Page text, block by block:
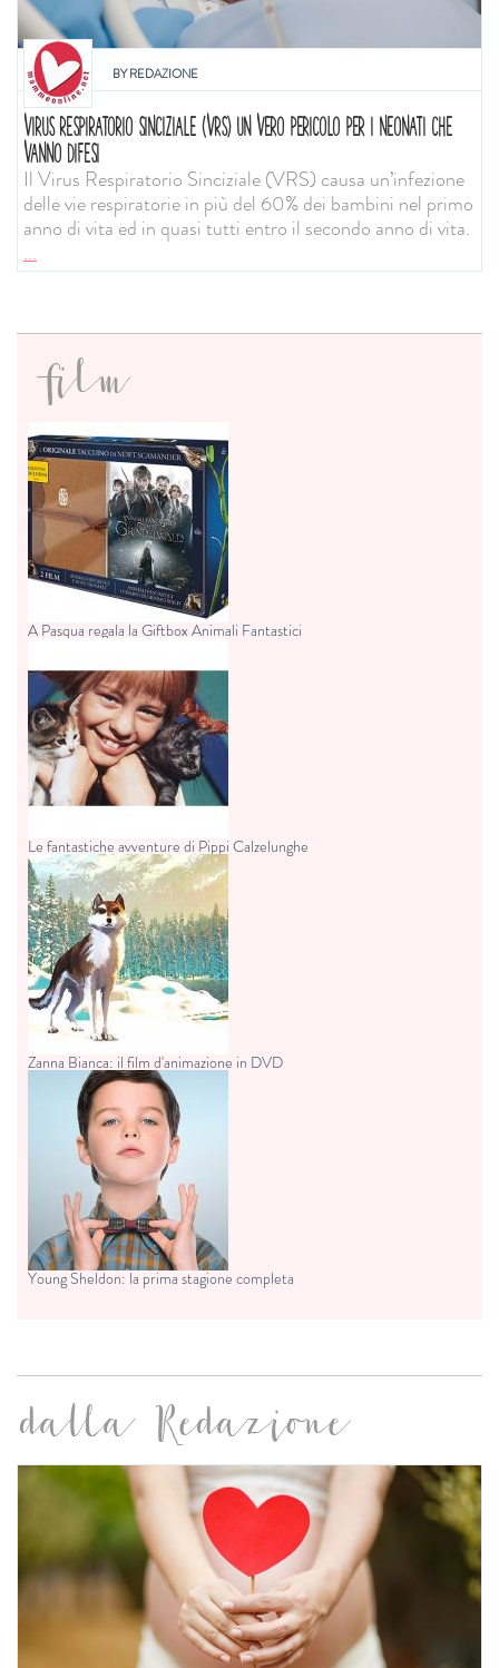
BYREDAZIONE
VIRUS RESPIRATORIO SINCIZIALE (VRS) UN VERO PERICOLO PER I NEONATI CHE
VANNO DIFESI
Il Virus Respiratorio Sinciziale (VRS) causa un’infezione
delle vie respiratorie in più del 60% dei bambini nel primo
anno di vita ed in quasi tutti entro il secondo anno di vita.
...
film
A Pasqua regala la Giftbox Animali Fantastici
Le fantastiche avventure di Pippi Calzelunghe
Zanna Bianca: il film d'animazione in DVD
Young Sheldon: la prima stagione completa
dalla Redazione